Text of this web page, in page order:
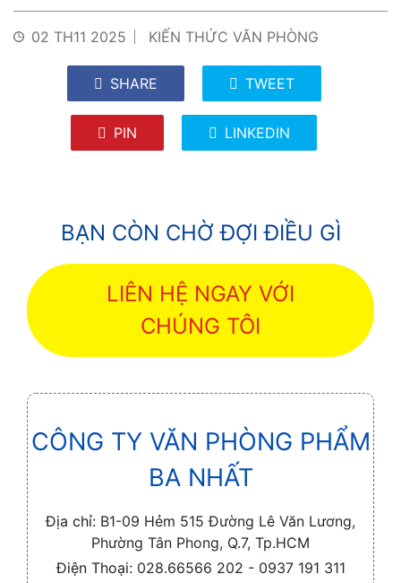
02 TH11 2025 KIẾN THỨC VĂN PHÒNG
SHARE TWEET
PIN LINKEDIN
BẠN CÒN CHỜ ĐỢI ĐIỀU GÌ
LIÊN HỆ NGAY VỚI
CHÚNG TÔI
CÔNG TY VĂN PHÒNG PHẨM
BA NHẤT
Địa chỉ: B1-09 Hẻm 515 Đường Lê Văn Lương,
Phường Tân Phong, Q.7, Tp.HCM
Điện Thoại: 028.66566 202 - 0937 191 311